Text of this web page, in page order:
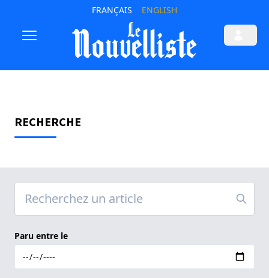
FRANÇAIS ENGLISH
RECHERCHE
Paru entre le